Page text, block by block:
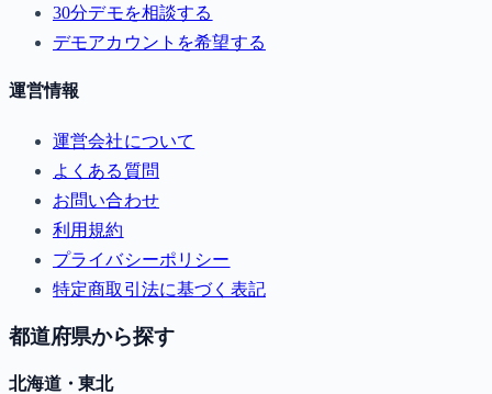
30分デモを相談する
デモアカウントを希望する
運営情報
運営会社について
よくある質問
お問い合わせ
利用規約
プライバシーポリシー
特定商取引法に基づく表記
都道府県から探す
北海道・東北